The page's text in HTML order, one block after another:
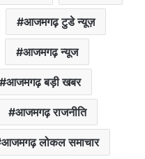
आजमगढ़ टुडे न्यूज़
आजमगढ़ न्यूज
आजमगढ़ बड़ी खबर
आजमगढ़ राजनीति
आजमगढ़ लोकल समाचार